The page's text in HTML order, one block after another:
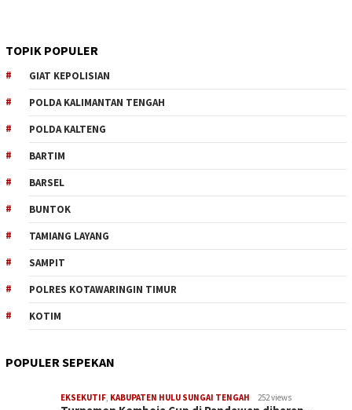
TOPIK POPULER
GIAT KEPOLISIAN
POLDA KALIMANTAN TENGAH
POLDA KALTENG
BARTIM
BARSEL
BUNTOK
TAMIANG LAYANG
SAMPIT
POLRES KOTAWARINGIN TIMUR
KOTIM
POPULER SEPEKAN
EKSEKUTIF, KABUPATEN HULU SUNGAI TENGAH 252 views